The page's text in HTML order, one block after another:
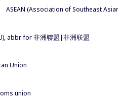
ASEAN (Association of Southeast
abbr. for 非洲聯盟|非洲联盟
Union
union